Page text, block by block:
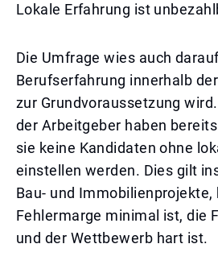
Lokale Erfahrung ist
Die Umfrage wies auch
Berufserfahrung innerhalb
zur Grundvoraussetzung
der Arbeitgeber haben
sie keine Kandidaten ohne
einstellen werden. Dies gilt
Bau- und Immobilienprojekte,
Fehlermarge minimal ist, die
und der Wettbewerb hart ist.